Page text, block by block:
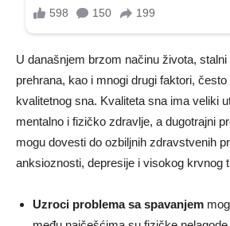
U današnjem brzom načinu života,
prehrana, kao i mnogi drugi faktori,
kvalitetnog sna. Kvaliteta sna ima veliki
mentalno i fizičko zdravlje, a dugotrajni
mogu dovesti do ozbiljnih zdravstvenih
anksioznosti, depresije i visokog krvnog
Uzroci problema sa spavanjem